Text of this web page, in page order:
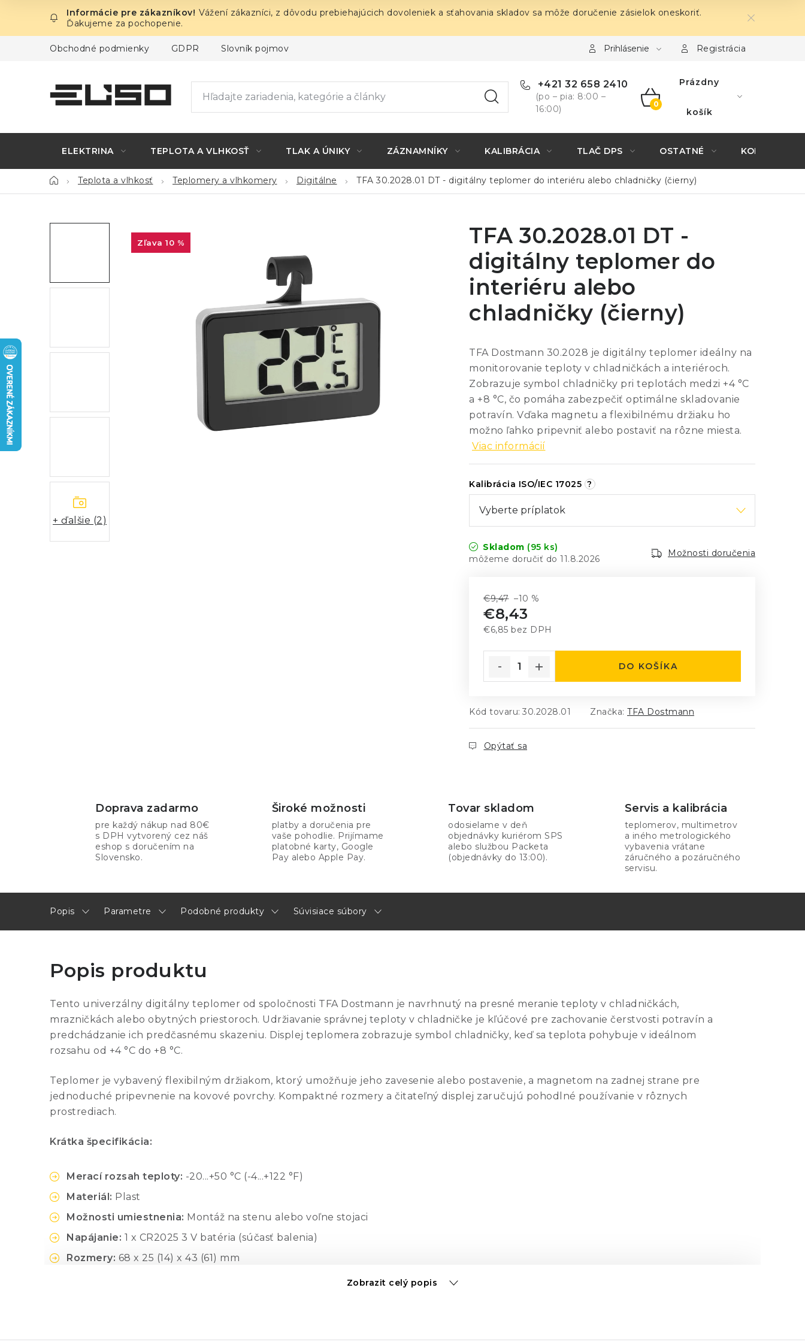
obsah
Vážení zákazníci, z dôvodu prebiehajúcich dovoleniek a sťahovania skladov sa môže doručenie zásielok oneskoriť.
Ďakujeme za pochopenie.
Obchodné podmienky GDPR Slovník pojmov Prihlásenie Registrácia
+421 32 658 2410
(po – pia: 8:00 –
16:00)
NÁKUPNÝ
Prázdny
košík
ELEKTRINA TEPLOTA A VLHKOSŤ TLAK A ÚNIKY ZÁZNAMNÍKY KALIBRÁCIA TLAČ DPS OSTATNÉ KONTAKTY
DomovTeplota a vlhkosť Teplomery a vlhkomery Digitálne TFA 30.2028.01 DT - digitálny teplomer do interiéru alebo chladničky (čierny)
+ ďalšie (2)
TFA 30.2028.01 DT -
digitálny teplomer do
interiéru alebo
chladničky (čierny)
TFA Dostmann 30.2028 je digitálny teplomer ideálny na
monitorovanie teploty v chladničkách a interiéroch.
Zobrazuje symbol chladničky pri teplotách medzi +4 °C
a +8 °C, čo pomáha zabezpečiť optimálne skladovanie
potravín. Vďaka magnetu a flexibilnému držiaku ho
možno ľahko pripevniť alebo postaviť na rôzne miesta.
Viac informácií
Kalibrácia ISO/IEC 17025 ?
Skladom (95 ks)
11.8.2026
Možnosti doručenia
€9,47 –10 %
€8,43
€6,85 bez DPH
DO KOŠÍKA
Kód tovaru: 30.2028.01 Značka: TFA Dostmann
Opýtať sa
10 %
Doprava zadarmo
pre každý nákup nad 80€
s DPH vytvorený cez náš
eshop s doručením na
Slovensko.
Široké možnosti
platby a doručenia pre
vaše pohodlie. Prijímame
platobné karty, Google
Pay alebo Apple Pay.
Tovar skladom
odosielame v deň
objednávky kuriérom SPS
alebo službou Packeta
(objednávky do 13:00).
Servis a kalibrácia
teplomerov, multimetrov
a iného metrologického
vybavenia vrátane
záručného a pozáručného
servisu.
Popis Parametre Podobné produkty Súvisiace súbory
Popis produktu
Tento univerzálny digitálny teplomer od spoločnosti TFA Dostmann je navrhnutý na presné meranie teploty v chladničkách,
mrazničkách alebo obytných priestoroch. Udržiavanie správnej teploty v chladničke je kľúčové pre zachovanie čerstvosti potravín a
predchádzanie ich predčasnému skazeniu. Displej teplomera zobrazuje symbol chladničky, keď sa teplota pohybuje v ideálnom
rozsahu od +4 °C do +8 °C.
Teplomer je vybavený flexibilným držiakom, ktorý umožňuje jeho zavesenie alebo postavenie, a magnetom na zadnej strane pre
jednoduché pripevnenie na kovové povrchy. Kompaktné rozmery a čitateľný displej zaručujú pohodlné používanie v rôznych
prostrediach.
Krátka špecifikácia:
Merací rozsah teploty: -20...+50 °C (-4...+122 °F)
Materiál: Plast
Možnosti umiestnenia: Montáž na stenu alebo voľne stojaci
Napájanie: 1 x CR2025 3 V batéria (súčasť balenia)
Rozmery: 68 x 25 (14) x 43 (61) mm
Zobrazit celý popis